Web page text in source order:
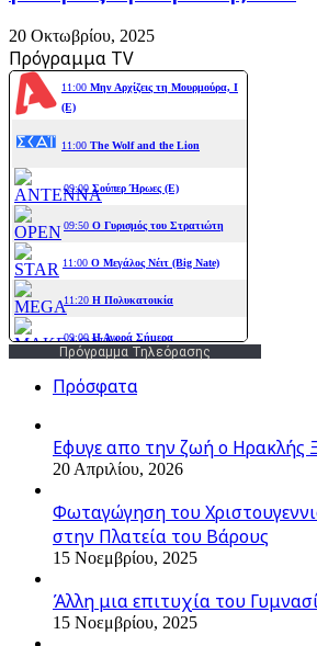
20 Οκτωβρίου, 2025
Πρόγραμμα TV
Πρόγραμμα Τηλεόρασης
Πρόσφατα
Εφυγε απο την ζωή o Ηρακλής
20 Απριλίου, 2026
Φωταγώγηση του
στην Πλατεία του Βάρους
15 Νοεμβρίου, 2025
Άλλη μια επιτυχία του
15 Νοεμβρίου, 2025